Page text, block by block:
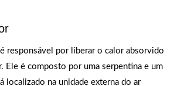
responsável por liberar o calor absorvido
Ele é composto por uma serpentina e um
localizado na unidade externa do ar